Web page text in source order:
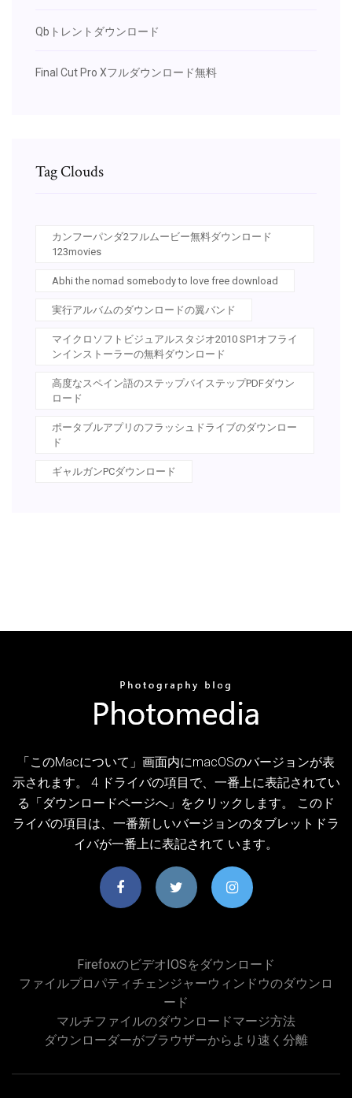
Qbトレントダウンロード
Final Cut Pro Xフルダウンロード無料
Tag Clouds
カンフーパンダ2フルムービー無料ダウンロード
123movies
Abhi the nomad somebody to love free download
実行アルバムのダウンロードの翼バンド
マイクロソフトビジュアルスタジオ2010 SP1オフライ
ンインストーラーの無料ダウンロード
高度なスペイン語のステップバイステップPDFダウン
ロード
ポータブルアプリのフラッシュドライブのダウンロー
ド
ギャルガンPCダウンロード
「このMacについて」画面内にmacOSのバージョンが表
示されます。 4 ドライバの項目で、一番上に表記されてい
る「ダウンロードページへ」をクリックします。 このド
ライバの項目は、一番新しいバージョンのタブレットドラ
イバが一番上に表記されて います。
FirefoxのビデオiOSをダウンロード
ファイルプロパティチェンジャーウィンドウのダウンロ
ード
マルチファイルのダウンロードマージ方法
ダウンローダーがブラウザーからより速く分離